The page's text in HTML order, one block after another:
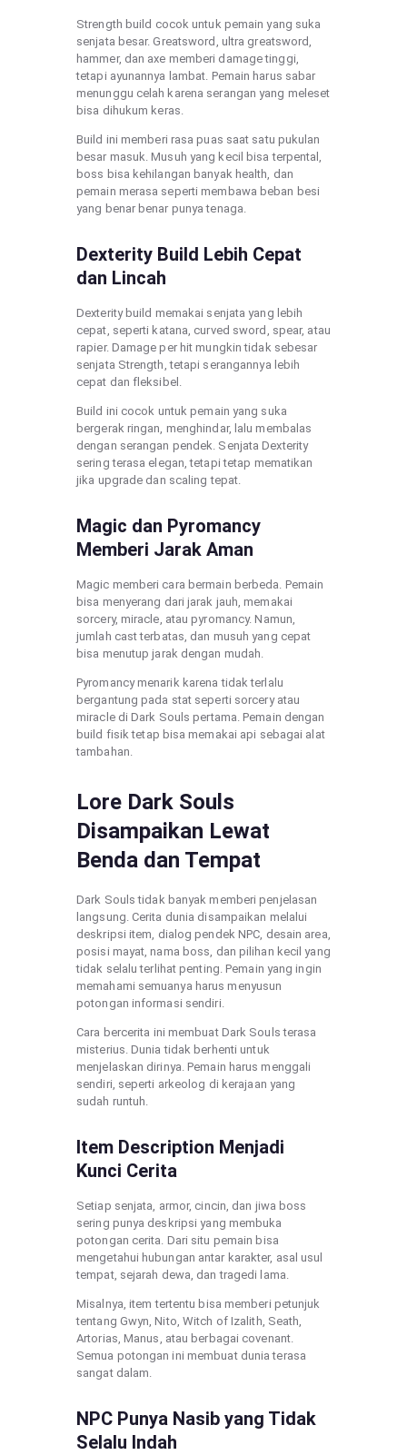
Strength build cocok untuk pemain yang suka
senjata besar. Greatsword, ultra greatsword,
hammer, dan axe memberi damage tinggi,
tetapi ayunannya lambat. Pemain harus sabar
menunggu celah karena serangan yang meleset
bisa dihukum keras.
Build ini memberi rasa puas saat satu pukulan
besar masuk. Musuh yang kecil bisa terpental,
boss bisa kehilangan banyak health, dan
pemain merasa seperti membawa beban besi
yang benar benar punya tenaga.
Dexterity Build Lebih Cepat
dan Lincah
Dexterity build memakai senjata yang lebih
cepat, seperti katana, curved sword, spear, atau
rapier. Damage per hit mungkin tidak sebesar
senjata Strength, tetapi serangannya lebih
cepat dan fleksibel.
Build ini cocok untuk pemain yang suka
bergerak ringan, menghindar, lalu membalas
dengan serangan pendek. Senjata Dexterity
sering terasa elegan, tetapi tetap mematikan
jika upgrade dan scaling tepat.
Magic dan Pyromancy
Memberi Jarak Aman
Magic memberi cara bermain berbeda. Pemain
bisa menyerang dari jarak jauh, memakai
sorcery, miracle, atau pyromancy. Namun,
jumlah cast terbatas, dan musuh yang cepat
bisa menutup jarak dengan mudah.
Pyromancy menarik karena tidak terlalu
bergantung pada stat seperti sorcery atau
miracle di Dark Souls pertama. Pemain dengan
build fisik tetap bisa memakai api sebagai alat
tambahan.
Lore Dark Souls
Disampaikan Lewat
Benda dan Tempat
Dark Souls tidak banyak memberi penjelasan
langsung. Cerita dunia disampaikan melalui
deskripsi item, dialog pendek NPC, desain area,
posisi mayat, nama boss, dan pilihan kecil yang
tidak selalu terlihat penting. Pemain yang ingin
memahami semuanya harus menyusun
potongan informasi sendiri.
Cara bercerita ini membuat Dark Souls terasa
misterius. Dunia tidak berhenti untuk
menjelaskan dirinya. Pemain harus menggali
sendiri, seperti arkeolog di kerajaan yang
sudah runtuh.
Item Description Menjadi
Kunci Cerita
Setiap senjata, armor, cincin, dan jiwa boss
sering punya deskripsi yang membuka
potongan cerita. Dari situ pemain bisa
mengetahui hubungan antar karakter, asal usul
tempat, sejarah dewa, dan tragedi lama.
Misalnya, item tertentu bisa memberi petunjuk
tentang Gwyn, Nito, Witch of Izalith, Seath,
Artorias, Manus, atau berbagai covenant.
Semua potongan ini membuat dunia terasa
sangat dalam.
NPC Punya Nasib yang Tidak
Selalu Indah